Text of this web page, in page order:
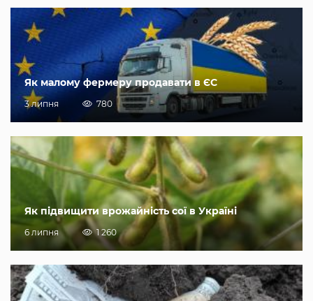
Як малому фермеру продавати в ЄС
3 липня 780
Як підвищити врожайність сої в Україні
6 липня 1 260